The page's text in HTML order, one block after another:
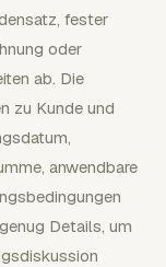
fester
oder
ab. Die
zu Kunde und
anwendbare
Details, um